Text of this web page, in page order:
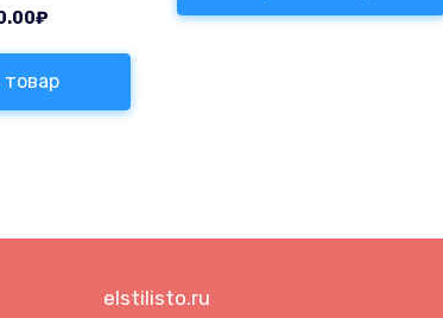
₽
товар
elstilisto.ru